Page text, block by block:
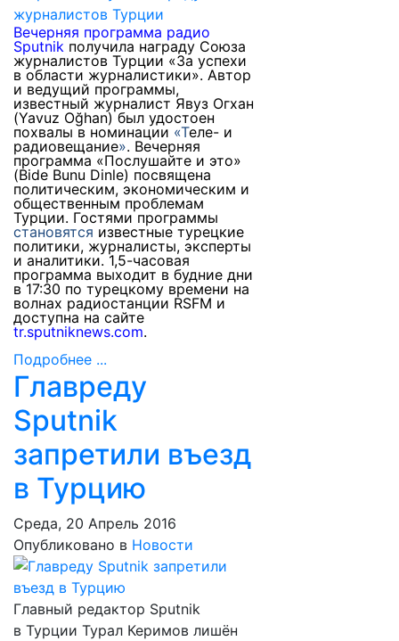
Вечерняя программа радио
Sputnik получила награду Союза
журналистов Турции «За успехи
в области журналистики». Автор
и ведущий программы,
известный журналист Явуз Огхан
(Yavuz Oğhan) был удостоен
похвалы в номинации «Теле- и
радиовещание». Вечерняя
программа «Послушайте и это»
(Bide Bunu Dinle) посвящена
политическим, экономическим и
общественным проблемам
Турции. Гостями программы
становятся известные турецкие
политики, журналисты, эксперты
и аналитики. 1,5-часовая
программа выходит в будние дни
в 17:30 по турецкому времени на
волнах радиостанции RSFM и
доступна на сайте
tr.sputniknews.com.
Подробнее ...
Главреду
Sputnik
запретили въезд
в Турцию
Среда, 20 Апрель 2016
Опубликовано в Новости
Главный редактор Sputnik
в Турции Турал Керимов лишён